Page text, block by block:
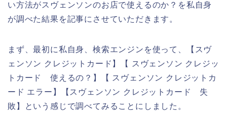
い方法がスヴェンソンのお店で使えるのか？を私自身
が調べた結果を記事にさせていただきます。
まず、最初に私自身、検索エンジンを使って、【スヴ
ェンソン クレジットカード】【 スヴェンソン クレジッ
トカード 使えるの？】【 スヴェンソン クレジットカ
ード エラー】【スヴェンソン クレジットカード 失
敗】という感じで調べてみることにしました。